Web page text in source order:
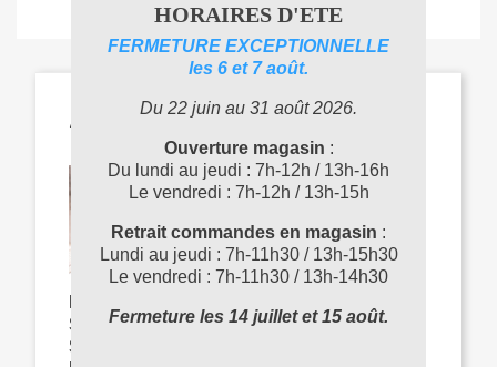
ARTICLES LIÉS
SURFACES : LES
SECRETS D'UN
HORAIRES D'ETE
FERMETURE EXCEPTIONNELLE
les 6 et 7 août.
Du 22 juin au 31 août 2026.
Ouverture magasin :
Du lundi au jeudi : 7h-12h / 13h-16h
Le vendredi : 7h-12h / 13h-15h
Retrait commandes en magasin :
Lundi au jeudi : 7h-11h30 / 13h-15h30
Le vendredi : 7h-11h30 / 13h-14h30
Fermeture les 14 juillet et 15 août.